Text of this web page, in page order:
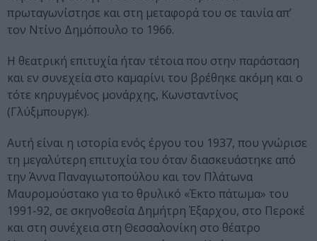
πρωταγωνίστησε και στη μεταφορά του σε ταινία απ’
τον Ντίνο Δημόπουλο το 1966.
Η θεατρική επιτυχία ήταν τέτοια που στην παράσταση
και εν συνεχεία στο καμαρίνι του βρέθηκε ακόμη και ο
τότε κηρυγμένος μονάρχης, Κωνσταντίνος
(Γλύξμπουργκ).
Αυτή είναι η ιστορία ενός έργου του 1937, που γνώρισε
τη μεγαλύτερη επιτυχία του όταν διασκευάστηκε από
την Άννα Παναγιωτοπούλου και τον Πλάτωνα
Μαυρομούστακο για το θρυλικό «Έκτο πάτωμα» του
1991-92, σε σκηνοθεσία Δημήτρη Έξαρχου, στο Περοκέ
και στη συνέχεια στη Θεσσαλονίκη στο θέατρο